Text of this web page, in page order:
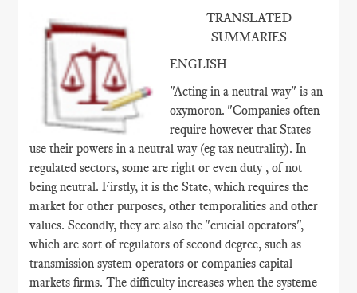
TRANSLATED
SUMMARIES
ENGLISH
"Acting in a neutral way" is an
oxymoron. "Companies often
require however that States
use their powers in a neutral way (eg tax neutrality). In
regulated sectors, some are right or even duty , of not
being neutral. Firstly, it is the State, which requires the
market for other purposes, other temporalities and other
values​​. Secondly, they are also the "crucial operators",
which are sort of regulators of second degree, such as
transmission system operators or companies capital
markets firms. The difficulty increases when the systeme